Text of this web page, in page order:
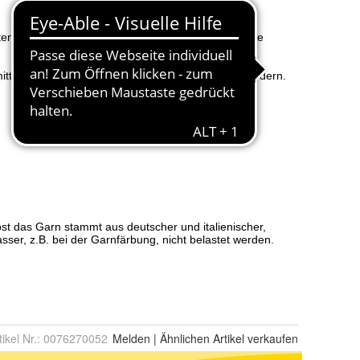
Nr.: 0076270052 Melden | Ähnlichen Artikel verkaufen